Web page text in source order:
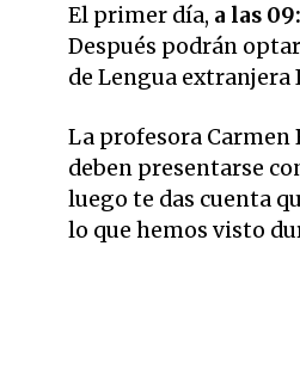
El primer día, a las
Después podrán
de Lengua extranjera
La profesora Carmen
deben presentarse
luego te das cuenta
lo que hemos visto